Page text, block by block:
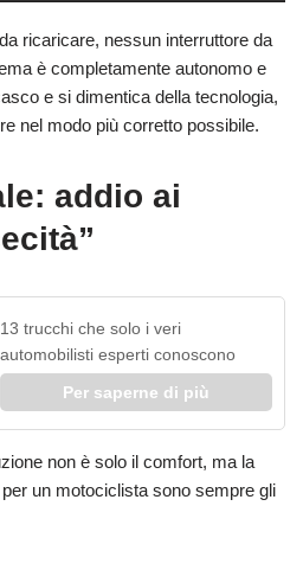
ricaricare, nessun interruttore da
è completamente autonomo e
e si dimentica della tecnologia,
nel modo più corretto possibile.
addio ai
13 trucchi che solo i veri
automobilisti esperti conoscono
Per saperne di più
non è solo il comfort, ma la
un motociclista sono sempre gli